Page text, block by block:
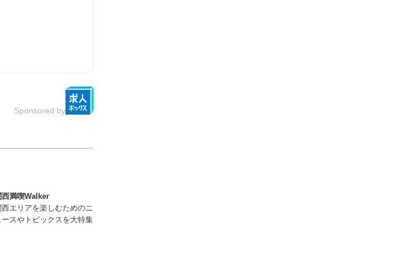
Sponsored by
西満喫Walker
西エリアを楽しむためのニ
ースやトピックスを大特集